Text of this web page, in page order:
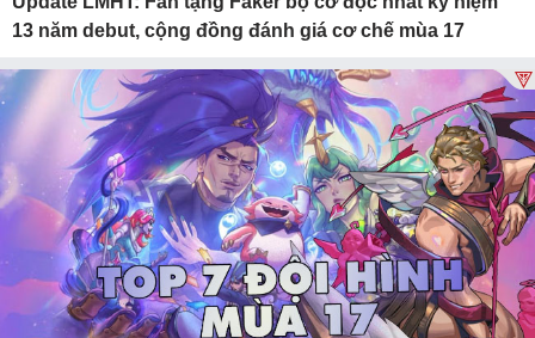
13 năm debut, cộng đồng đánh giá cơ chế mùa 17